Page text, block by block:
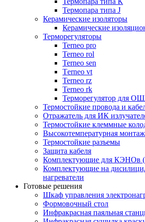
Термопара типа J
Керамические изоляторы
Керамические
Терморегуляторы
Terneo pro
Terneo rol
Terneo sen
Тerneo vt
Terneo rz
Terneo rk
Терморегулятор для
Термостойкие провода и
Отражатель для ИК
Термостойкие клеммные
Высокотемпературная
Термостойкие разъемы
Защита кабеля
Комплектующие для КЭНОв
Комплектующие на
нагреватели
Готовые решения
Шкаф управления
Формовочный стол
Инфракрасная паяльная